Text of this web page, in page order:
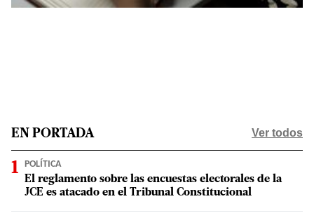
EN PORTADA Ver todos
POLÍTICA
El reglamento sobre las encuestas electorales de la
JCE es atacado en el Tribunal Constitucional